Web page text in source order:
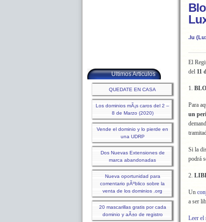
Ultimos Articulos
QUEDATE EN CASA
Los dominios mÃ¡s caros del 2 –
8 de Marzo (2020)
Vende el dominio y lo pierde en
una UDRP
Dos Nuevas Extensiones de
marca abandonadas
Nueva oportunidad para
comentario pÃºblico sobre la
venta de los dominios .org
20 mascarillas gratis por cada
dominio y aÃ±o de registro
.lu
El
del 11
1.
Para
un
Si la
podrá
2.
Un
a ser
Leer el